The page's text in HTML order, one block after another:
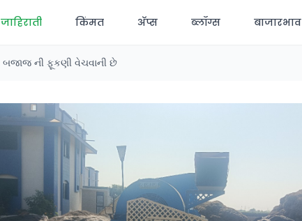
जाहिराती किंमत अ‍ॅप्स ब्लॉग्स बाजारभाव
બજાજ ની ફૂકણી વેચવાની છે